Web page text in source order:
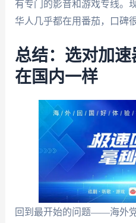
有专门的影音和游戏专线。
华人几乎都在用番茄，口碑很
总结：选对加
在国内一样
回到最开始的问题——海外